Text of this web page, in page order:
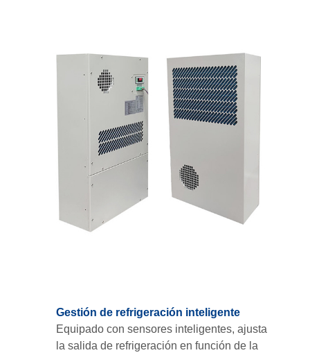
Gestión de refrigeración inteligente
Equipado con sensores inteligentes, ajusta
la salida de refrigeración en función de la